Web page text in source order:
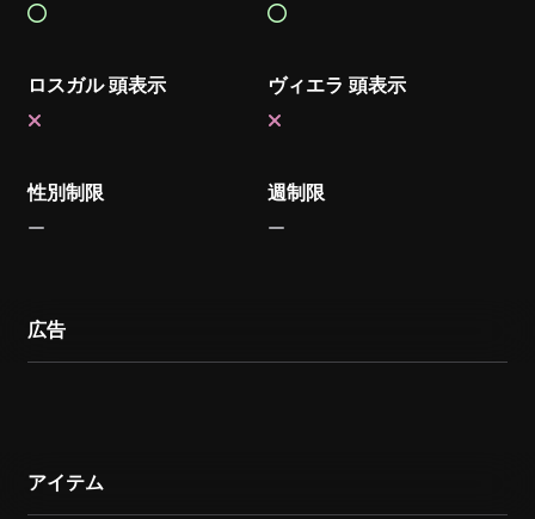
ロスガル 頭表示 ヴィエラ 頭表示
性別制限 週制限
広告
アイテム